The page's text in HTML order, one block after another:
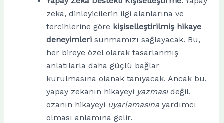
zeka, dinleyicilerin ilgi alanlarına ve
tercihlerine göre kişiselleştirilmiş hikaye
deneyimlerisunmamızı sağlayacak. Bu,
her bireye özel olarak tasarlanmış
anlatılarla daha güçlü bağlar
kurulmasına olanak tanıyacak. Ancak bu,
yapay zekanın hikayeyi yazmasıdeğil,
ozanın hikayeyi uyarlamasınayardımcı
olması anlamına gelir.